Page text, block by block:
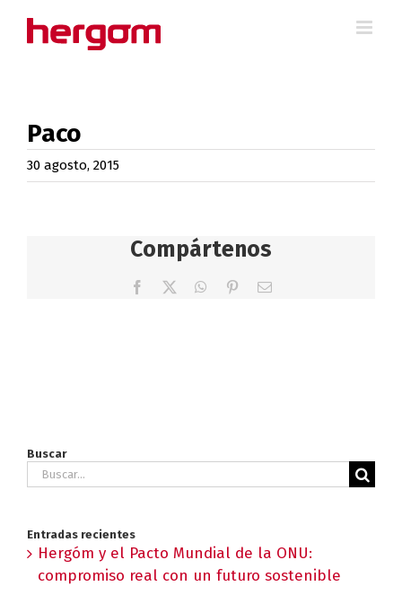
Paco
30 agosto, 2015
Compártenos
Facebook WhatsApp
PinterestCorreo
Buscar
Buscar:
Entradas recientes
Hergóm y el Pacto Mundial de la ONU:
compromiso real con un futuro sostenible